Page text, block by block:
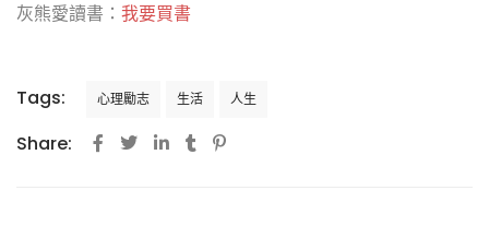
灰熊愛讀書： 我要買書
Tags: 心理勵志 生活 人生
Share: